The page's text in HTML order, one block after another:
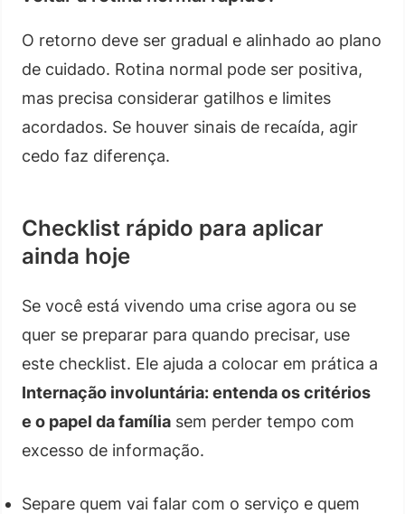
O retorno deve ser gradual e alinhado ao plano
de cuidado. Rotina normal pode ser positiva,
mas precisa considerar gatilhos e limites
acordados. Se houver sinais de recaída, agir
cedo faz diferença.
Checklist rápido para aplicar
ainda hoje
Se você está vivendo uma crise agora ou se
quer se preparar para quando precisar, use
este checklist. Ele ajuda a colocar em prática a
Internação involuntária: entenda os critérios
e o papel da família sem perder tempo com
excesso de informação.
Separe quem vai falar com o serviço e quem